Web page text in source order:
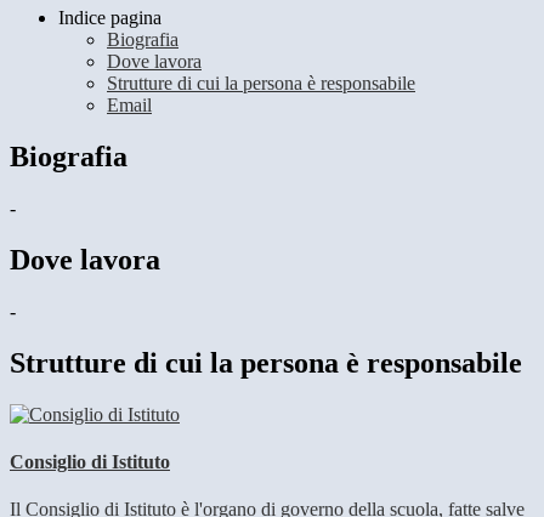
Indice pagina
Biografia
Dove lavora
Strutture di cui la persona è responsabile
Email
Biografia
-
Dove lavora
-
Strutture di cui la persona è responsabile
Consiglio di Istituto
Il Consiglio di Istituto è l'organo di governo della scuola, fatte salve